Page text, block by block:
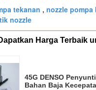
tekanan , nozzle pompa
nozzle
Harga Terbaik
45G DENSO
Bahan Baja